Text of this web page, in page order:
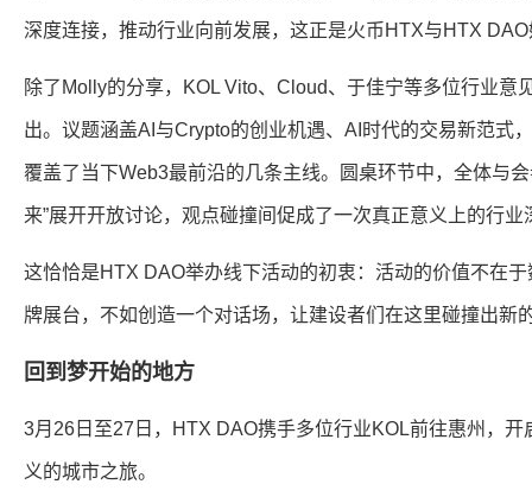
深度连接，推动行业向前发展，这正是火币HTX与HTX
除了Molly的分享，KOL Vito、Cloud、于佳宁等多位行业意
出。议题涵盖AI与Crypto的创业机遇、AI时代的交易新范式
覆盖了当下Web3最前沿的几条主线。圆桌环节中，全体与
来”展开开放讨论，观点碰撞间促成了一次真正意义上的行业
这恰恰是HTX DAO举办线下活动的初衷：活动的价值不在
牌展台，不如创造一个对话场，让建设者们在这里碰撞出新
回到梦开始的地方
3月26日至27日，HTX DAO携手多位行业KOL前往惠州，
义的城市之旅。